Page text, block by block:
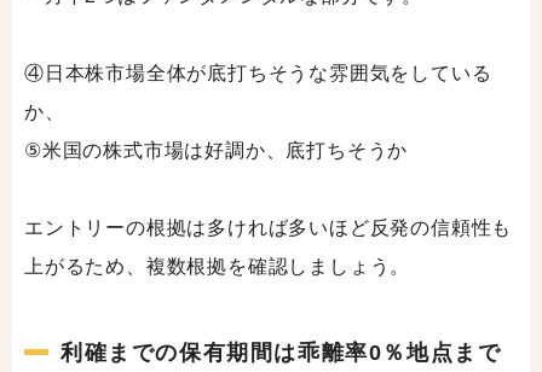
④日本株市場全体が底打ちそうな雰囲気をしている
か、
⑤米国の株式市場は好調か、底打ちそうか
エントリーの根拠は多ければ多いほど反発の信頼性も
上がるため、複数根拠を確認しましょう。
利確までの保有期間は乖離率0％地点まで